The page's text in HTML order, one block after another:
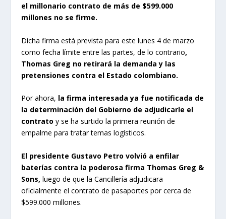
el millonario contrato de más de $599.000
millones no se firme.
Dicha firma está prevista para este lunes 4 de marzo
como fecha límite entre las partes, de lo contrario,
Thomas Greg no retirará la demanda y las
pretensiones contra el Estado colombiano.
Por ahora, la firma interesada ya fue notificada de
la determinación del Gobierno de adjudicarle el
contratoy se ha surtido la primera reunión de
empalme para tratar temas logísticos.
El presidente Gustavo Petro volvió a enfilar
baterías contra la poderosa firma Thomas Greg &
Sons, luego de que la Cancillería adjudicara
oficialmente el contrato de pasaportes por cerca de
$599.000 millones.